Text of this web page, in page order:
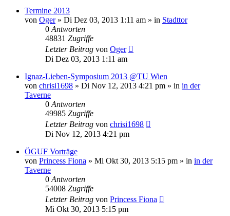
Termine 2013
von Oger» Di Dez 03, 2013 1:11 am » in Stadttor
0 Antworten
48831 Zugriffe
Letzter Beitrag von Oger
Di Dez 03, 2013 1:11 am
Ignaz-Lieben-Symposium 2013 @TU Wien
von chrisi1698 » Di Nov 12, 2013 4:21 pm » in in der
Taverne
0 Antworten
49985 Zugriffe
Letzter Beitrag von chrisi1698
Di Nov 12, 2013 4:21 pm
ÖGUF Vorträge
von Princess Fiona » Mi Okt 30, 2013 5:15 pm » in in der
Taverne
0 Antworten
54008 Zugriffe
Letzter Beitrag von Princess Fiona
Mi Okt 30, 2013 5:15 pm